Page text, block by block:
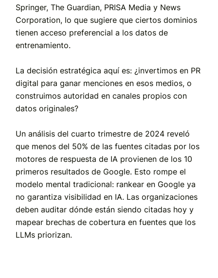
Springer, The Guardian, PRISA Media y News
Corporation, lo que sugiere que ciertos dominios
tienen acceso preferencial a los datos de
entrenamiento.
La decisión estratégica aquí es: ¿invertimos en PR
digital para ganar menciones en esos medios, o
construimos autoridad en canales propios con
datos originales?
Un análisis del cuarto trimestre de 2024 reveló
que menos del 50% de las fuentes citadas por los
motores de respuesta de IA provienen de los 10
primeros resultados de Google. Esto rompe el
modelo mental tradicional: rankear en Google ya
no garantiza visibilidad en IA. Las organizaciones
deben auditar dónde están siendo citadas hoy y
mapear brechas de cobertura en fuentes que los
LLMs priorizan.